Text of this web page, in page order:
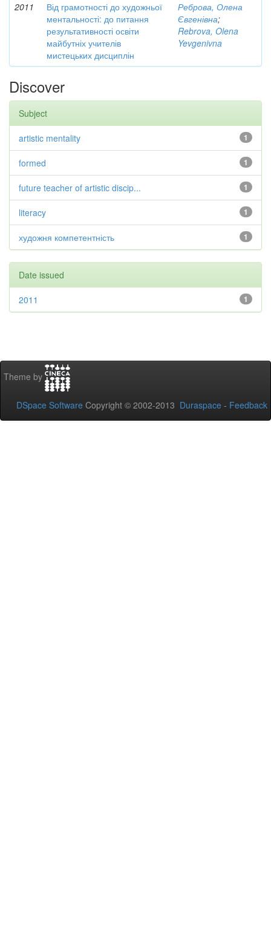
2011
Від грамотності до художньої
ментальності: до питання
результативності освіти
майбутніх учителів
мистецьких дисциплін
Реброва, Олена
Євгенівна;
Rebrova, Olena
Yevgenivna
Discover
Subject
1
artistic mentality
1
formed
1
future teacher of artistic discip...
1
literacy
1
художня компетентність
Date issued
1
2011
Theme by
DSpace Software Copyright © 2002-2013 Duraspace - Feedback